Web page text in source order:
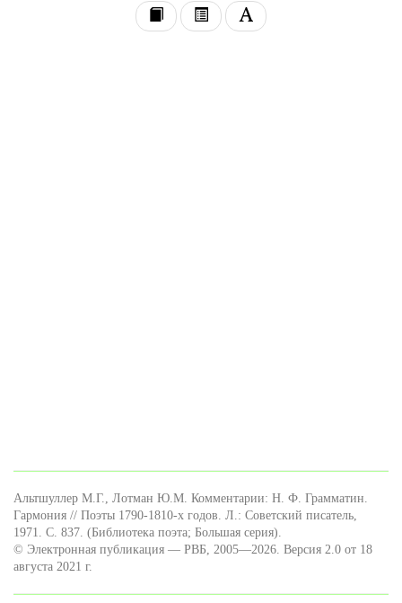
Альтшуллер М.Г., Лотман Ю.М. Комментарии: Н. Ф. Грамматин.
Гармония // Поэты 1790-1810-х годов. Л.: Советский писатель,
1971. С. 837. (Библиотека поэта; Большая серия).
© Электронная публикация — РВБ, 2005—2026. Версия 2.0 от 18
августа 2021 г.